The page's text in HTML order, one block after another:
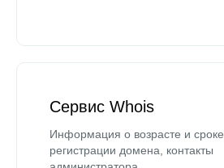
Сервис Whois
Информация о возрасте и сроке
регистрации домена, контакты